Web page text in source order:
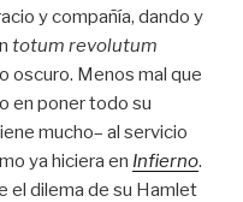
y compañía, dando y
totum revolutum
oscuro. Menos mal que
en poner todo su
mucho– al servicio
ya hiciera en Infierno.
el dilema de su Hamlet